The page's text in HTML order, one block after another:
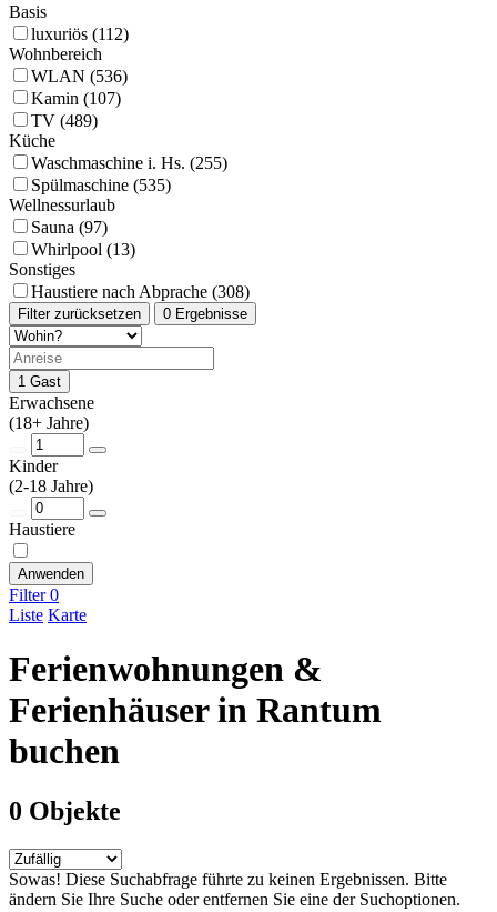
Basis
luxuriös (112)
Wohnbereich
WLAN (536)
Kamin (107)
TV (489)
Küche
Waschmaschine i. Hs. (255)
Spülmaschine (535)
Wellnessurlaub
Sauna (97)
Whirlpool (13)
Sonstiges
Haustiere nach Abprache (308)
Filter zurücksetzen 0 Ergebnisse
1 Gast
Erwachsene
(18+ Jahre)
Kinder
(2-18 Jahre)
Haustiere
Anwenden
Filter0
Liste Karte
Ferienwohnungen &
Ferienhäuser in Rantum
buchen
0 Objekte
Sowas! Diese Suchabfrage führte zu keinen Ergebnissen. Bitte
ändern Sie Ihre Suche oder entfernen Sie eine der Suchoptionen.